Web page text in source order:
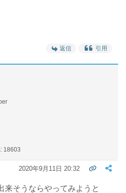
返信 引用
18603
2020年9月11日 20:32
来そうならやってみようと